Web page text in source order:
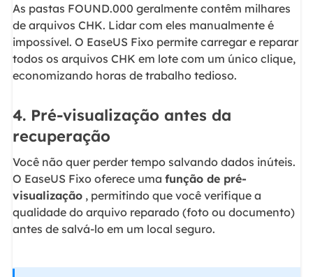
As pastas FOUND.000 geralmente contêm milhares
de arquivos CHK. Lidar com eles manualmente é
impossível. O EaseUS Fixo permite carregar e reparar
todos os arquivos CHK em lote com um único clique,
economizando horas de trabalho tedioso.
4. Pré-visualização antes da
recuperação
Você não quer perder tempo salvando dados inúteis.
O EaseUS Fixo oferece uma função de pré-
visualização, permitindo que você verifique a
qualidade do arquivo reparado (foto ou documento)
antes de salvá-lo em um local seguro.